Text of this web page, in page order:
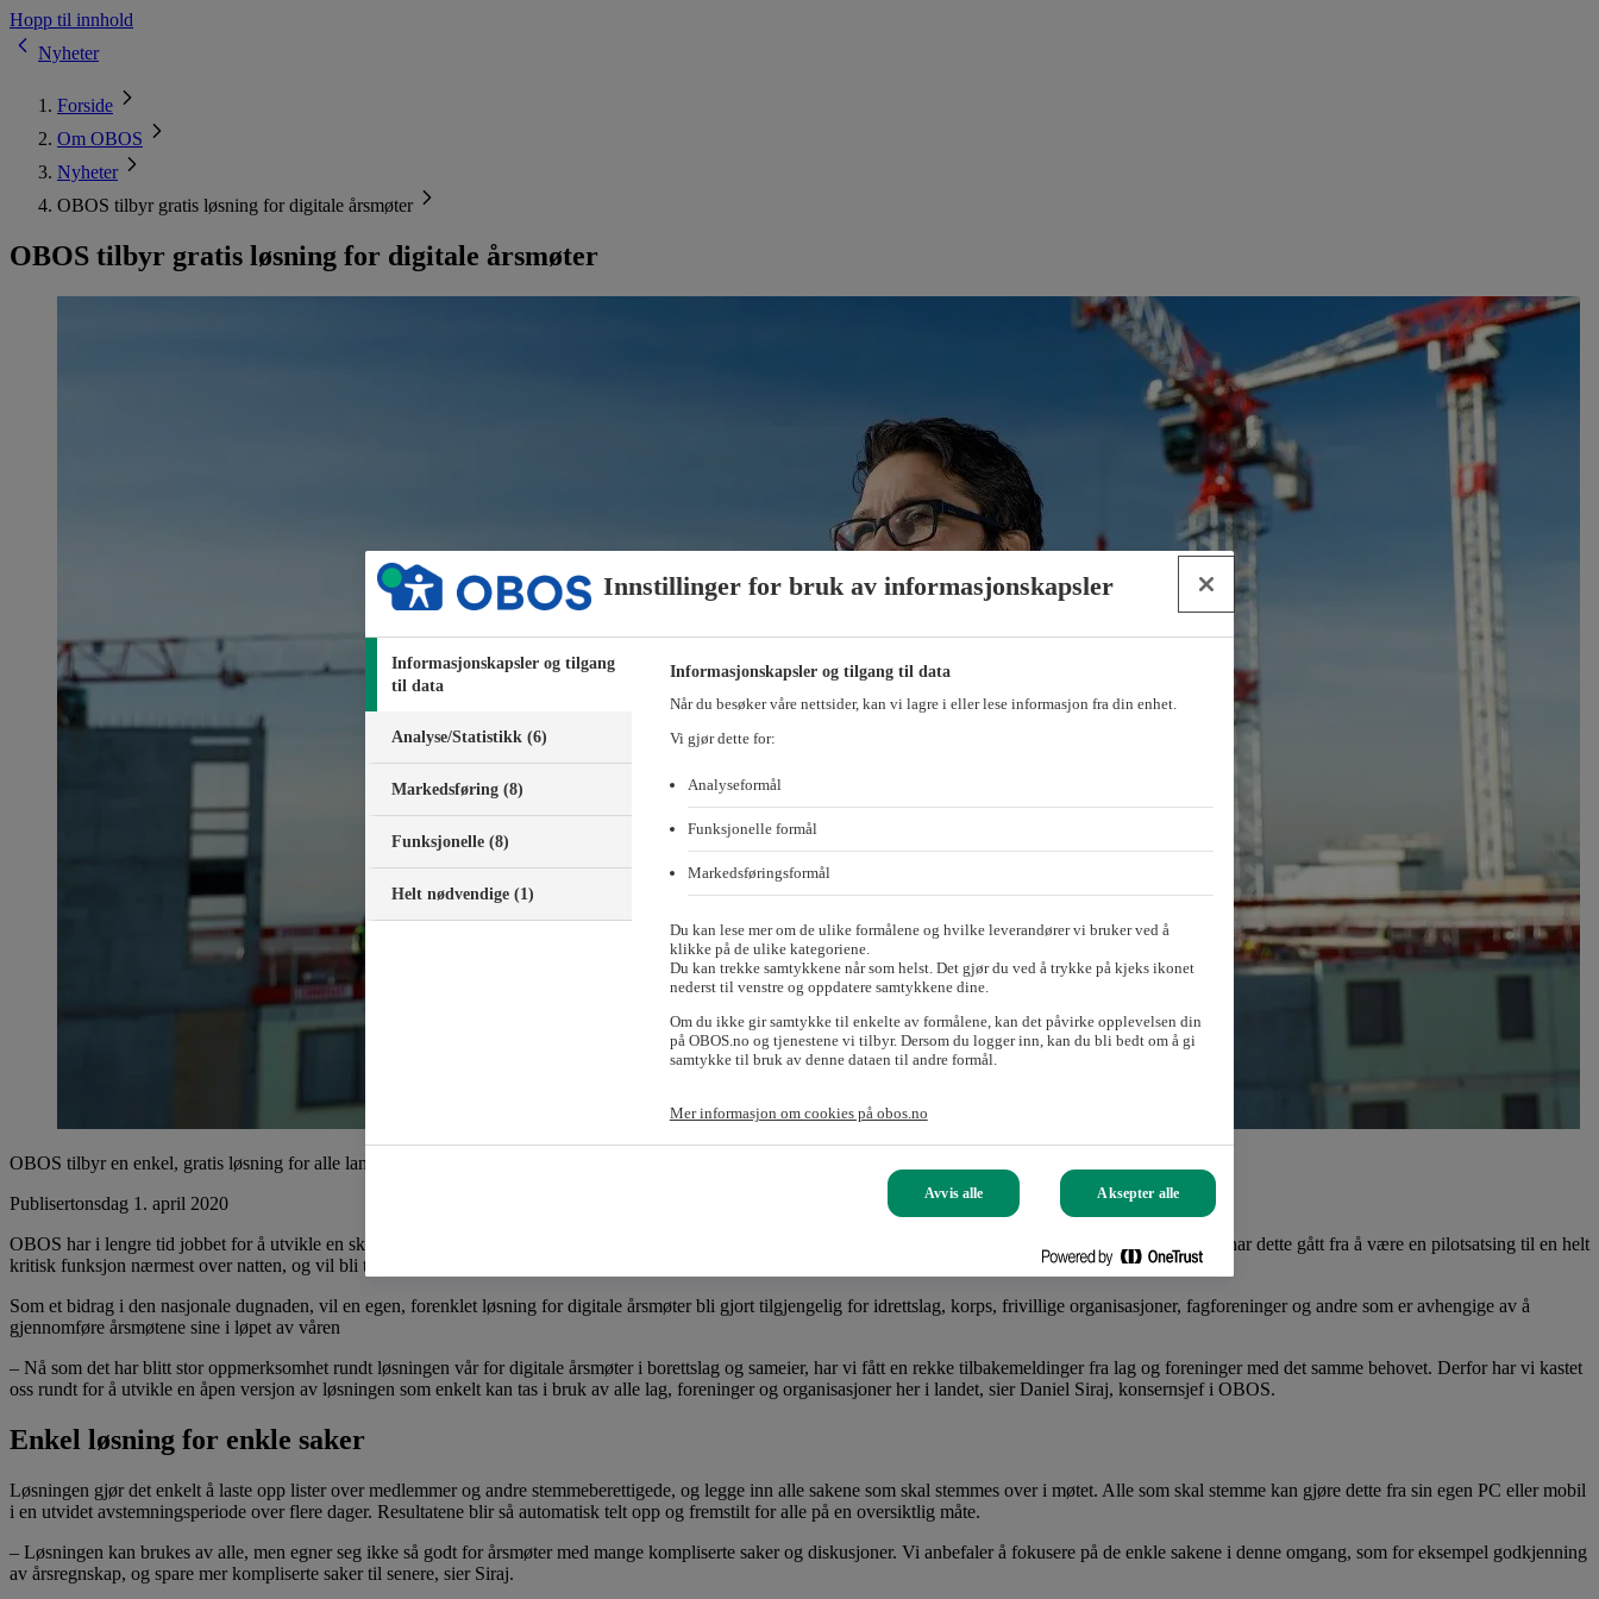
Hopp til innhold
Nyheter
Forside
Om OBOS
Nyheter
OBOS tilbyr gratis løsning for digitale årsmøter
OBOS tilbyr gratis løsning for digitale årsmøter
OBOS tilbyr en enkel, gratis løsning for alle landets idrettslag og andre foreninger som trenger å gjennomføre årsmøtet digitalt under koronautbruddet.
Publisertonsdag 1. april 2020
OBOS har i lengre tid jobbet for å utvikle en skreddersydd løsning for digital gjennomføring av årsmøtet i borettslag og sameier. Som en følge av koronautbruddet har dette gått fra å være en pilotsatsing til en helt
kritisk funksjon nærmest over natten, og vil bli tatt i bruk av 4500 styrer de neste månedene.
Som et bidrag i den nasjonale dugnaden, vil en egen, forenklet løsning for digitale årsmøter bli gjort tilgjengelig for idrettslag, korps, frivillige organisasjoner, fagforeninger og andre som er avhengige av å
gjennomføre årsmøtene sine i løpet av våren
– Nå som det har blitt stor oppmerksomhet rundt løsningen vår for digitale årsmøter i borettslag og sameier, har vi fått en rekke tilbakemeldinger fra lag og foreninger med det samme behovet. Derfor har vi kastet
oss rundt for å utvikle en åpen versjon av løsningen som enkelt kan tas i bruk av alle lag, foreninger og organisasjoner her i landet, sier Daniel Siraj, konsernsjef i OBOS.
Enkel løsning for enkle saker
Løsningen gjør det enkelt å laste opp lister over medlemmer og andre stemmeberettigede, og legge inn alle sakene som skal stemmes over i møtet. Alle som skal stemme kan gjøre dette fra sin egen PC eller mobil
i en utvidet avstemningsperiode over flere dager. Resultatene blir så automatisk telt opp og fremstilt for alle på en oversiktlig måte.
– Løsningen kan brukes av alle, men egner seg ikke så godt for årsmøter med mange kompliserte saker og diskusjoner. Vi anbefaler å fokusere på de enkle sakene i denne omgang, som for eksempel godkjenning
av årsregnskap, og spare mer kompliserte saker til senere, sier Siraj.
Innstillinger for bruk av informasjonskapsler
Informasjonskapsler og tilgang
til data
Analyse/Statistikk (6)
Markedsføring (8)
Funksjonelle (8)
Helt nødvendige (1)
Informasjonskapsler og tilgang til data
Når du besøker våre nettsider, kan vi lagre i eller lese informasjon fra din enhet.
Vi gjør dette for:
Analyseformål
Funksjonelle formål
Markedsføringsformål
Du kan lese mer om de ulike formålene og hvilke leverandører vi bruker ved å
klikke på de ulike kategoriene.
Du kan trekke samtykkene når som helst. Det gjør du ved å trykke på kjeks ikonet
nederst til venstre og oppdatere samtykkene dine.
Om du ikke gir samtykke til enkelte av formålene, kan det påvirke opplevelsen din
på OBOS.no og tjenestene vi tilbyr. Dersom du logger inn, kan du bli bedt om å gi
samtykke til bruk av denne dataen til andre formål.
Mer informasjon om cookies på obos.no
Avvis alle Aksepter alle